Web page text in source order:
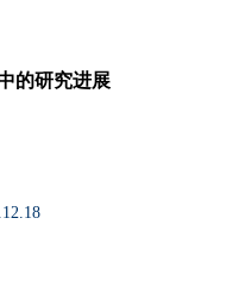
的研究进展